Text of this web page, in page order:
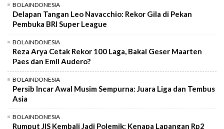
BOLAINDONESIA
Delapan Tangan Leo Navacchio: Rekor Gila di Pekan
Pembuka BRI Super League
BOLAINDONESIA
Reza Arya Cetak Rekor 100 Laga, Bakal Geser Maarten
Paes dan Emil Audero?
BOLAINDONESIA
Persib Incar Awal Musim Sempurna: Juara Liga dan Tembus
Asia
BOLAINDONESIA
Rumput JIS Kembali Jadi Polemik: Kenapa Lapangan Rp2